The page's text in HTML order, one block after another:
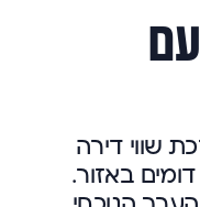
שווי דירה
באזור.